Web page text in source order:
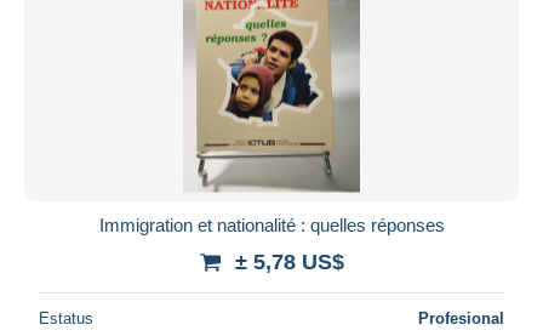
Immigration et nationalité : quelles réponses
± 5,78 US$
Estatus Profesional